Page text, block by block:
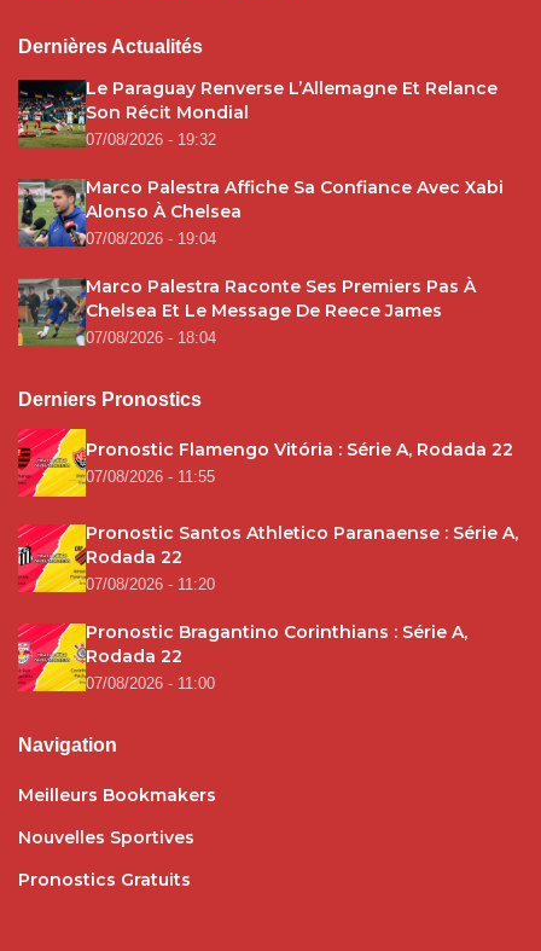
Dernières Actualités
Le Paraguay Renverse L’Allemagne Et Relance
Son Récit Mondial
07/08/2026 - 19:32
Marco Palestra Affiche Sa Confiance Avec Xabi
Alonso À Chelsea
07/08/2026 - 19:04
Marco Palestra Raconte Ses Premiers Pas À
Chelsea Et Le Message De Reece James
07/08/2026 - 18:04
Derniers Pronostics
Pronostic Flamengo Vitória : Série A, Rodada 22
07/08/2026 - 11:55
Pronostic Santos Athletico Paranaense : Série A,
Rodada 22
07/08/2026 - 11:20
Pronostic Bragantino Corinthians : Série A,
Rodada 22
07/08/2026 - 11:00
Navigation
Meilleurs Bookmakers
Nouvelles Sportives
Pronostics Gratuits